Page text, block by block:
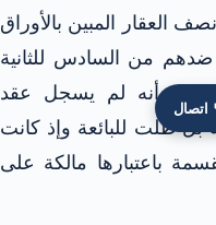
العقار المبين بالأوراق
من السادس للثانية
إلا أنه لم يسجل عقد
بل ظلت للبائعة وإذ كانت
باعتبارها مالكة على
اتصال